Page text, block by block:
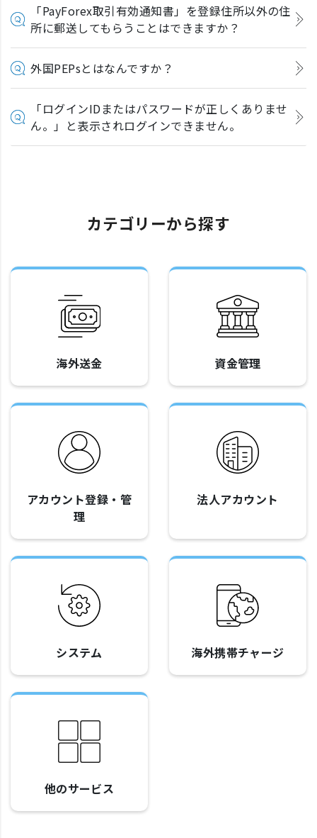
「PayForex取引有効通知書」を登録住所以外の住
所に郵送してもらうことはできますか？
外国PEPsとはなんですか？
「ログインIDまたはパスワードが正しくありませ
ん。」と表示されログインできません。
カテゴリーから探す
海外送金 資金管理
アカウント登録・管
理
法人アカウント
システム 海外携帯チャージ
他のサービス